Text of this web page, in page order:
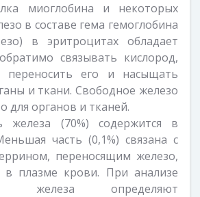
миоглобина и некоторых
в составе гема гемоглобина
в эритроцитах обладает
связывать кислород,
переносить его и насыщать
и ткани. Свободное железо
для органов и тканей.
железа (70%) содержится в
часть (0,1%) связана с
переносящим железо,
в плазме крови. При анализе
железа определяют